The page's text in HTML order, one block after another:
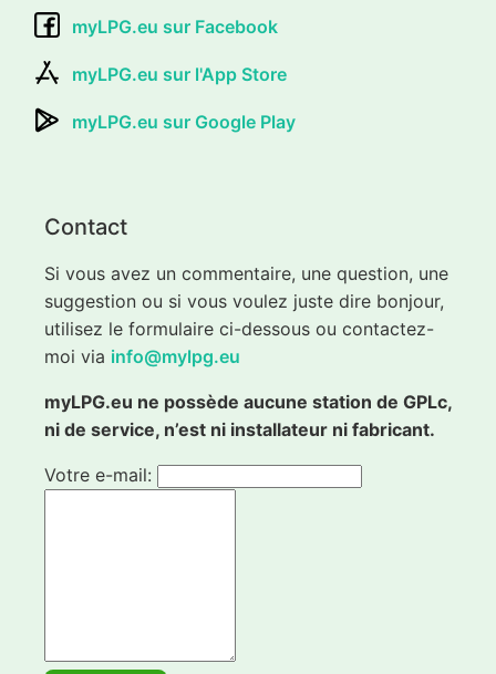
myLPG.eu sur Facebook
myLPG.eu sur l'App Store
myLPG.eu sur Google Play
Contact
Si vous avez un commentaire, une question, une
suggestion ou si vous voulez juste dire bonjour,
utilisez le formulaire ci-dessous ou contactez-
moi via info@mylpg.eu
myLPG.eu ne possède aucune station de GPLc,
ni de service, n’est ni installateur ni fabricant.
Votre e-mail: